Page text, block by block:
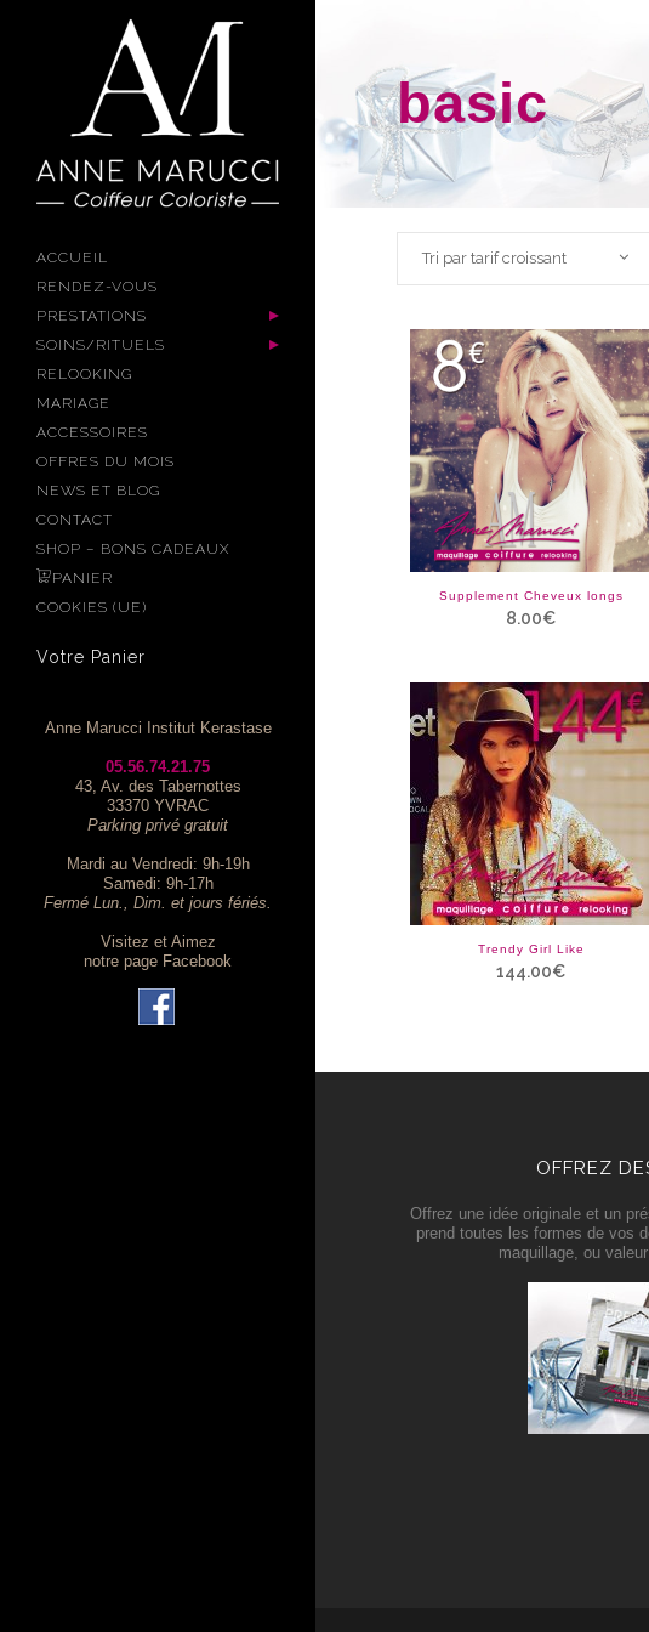
ACCUEIL
RENDEZ-VOUS
PRESTATIONS
SOINS/RITUELS
RELOOKING
MARIAGE
ACCESSOIRES
OFFRES DU MOIS
NEWS ET BLOG
CONTACT
SHOP – BONS CADEAUX
PANIER
COOKIES (UE)
Votre Panier
Anne Marucci Institut Kerastase
05.56.74.21.75
43, Av. des Tabernottes
33370 YVRAC
Parking privé gratuit
Mardi au Vendredi: 9h-19h
Samedi: 9h-17h
Fermé Lun., Dim. et jours fériés.
Visitez et Aimez
notre page Facebook
basic
Tri par tarif croissant
Supplement Cheveux longs
8.00€
Trendy Girl Like
144.00€
OFFREZ
Offrez une idée originale et un
prend toutes les formes de vos
maquillage, ou